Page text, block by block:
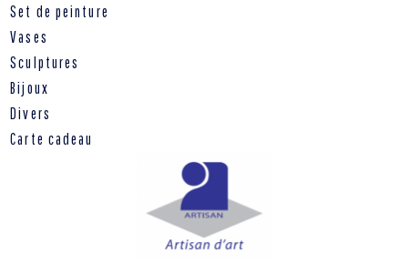
Set de peinture
Vases
Sculptures
Bijoux
Divers
Carte cadeau